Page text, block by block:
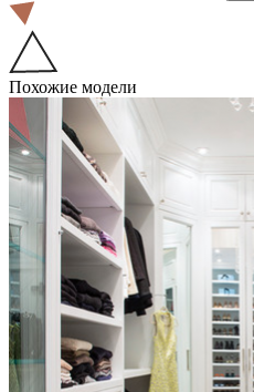
Похожие модели